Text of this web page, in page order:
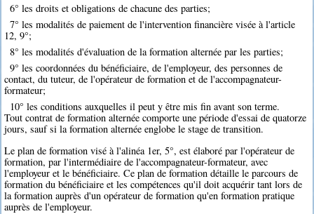
6° les droits et obligations de chacune des parties;
7° les modalités de paiement de l'intervention financière visée à l'article
12, 9°;
8° les modalités d'évaluation de la formation alternée par les parties;
9° les coordonnées du bénéficiaire, de l'employeur, des personnes de
contact, du tuteur, de l'opérateur de formation et de l'accompagnateur-
formateur;
10° les conditions auxquelles il peut y être mis fin avant son terme.
Tout contrat de formation alternée comporte une période d'essai de quatorze
jours, sauf si la formation alternée englobe le stage de transition.
Le plan de formation visé à l'alinéa 1er, 5°, est élaboré par l'opérateur de
formation, par l'intermédiaire de l'accompagnateur-formateur, avec
l'employeur et le bénéficiaire. Ce plan de formation détaille le parcours de
formation du bénéficiaire et les compétences qu'il doit acquérir tant lors de
la formation auprès d'un opérateur de formation qu'en formation pratique
auprès de l'employeur.